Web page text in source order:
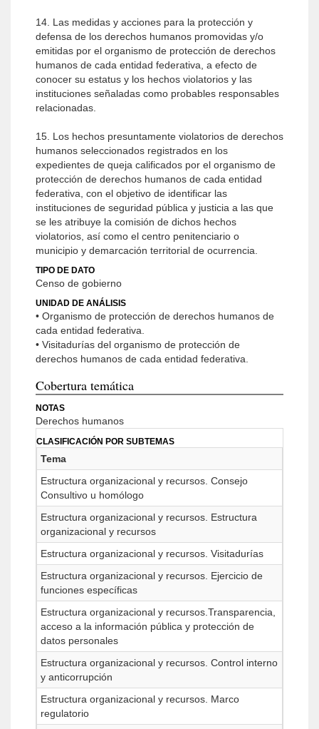
14. Las medidas y acciones para la protección y
defensa de los derechos humanos promovidas y/o
emitidas por el organismo de protección de derechos
humanos de cada entidad federativa, a efecto de
conocer su estatus y los hechos violatorios y las
instituciones señaladas como probables responsables
relacionadas.
15. Los hechos presuntamente violatorios de derechos
humanos seleccionados registrados en los
expedientes de queja calificados por el organismo de
protección de derechos humanos de cada entidad
federativa, con el objetivo de identificar las
instituciones de seguridad pública y justicia a las que
se les atribuye la comisión de dichos hechos
violatorios, así como el centro penitenciario o
municipio y demarcación territorial de ocurrencia.
TIPO DE DATO
Censo de gobierno
UNIDAD DE ANÁLISIS
• Organismo de protección de derechos humanos de
cada entidad federativa.
• Visitadurías del organismo de protección de
derechos humanos de cada entidad federativa.
Cobertura temática
NOTAS
Derechos humanos
CLASIFICACIÓN POR SUBTEMAS
Tema
Estructura organizacional y recursos. Consejo
Consultivo u homólogo
Estructura organizacional y recursos. Estructura
organizacional y recursos
Estructura organizacional y recursos. Visitadurías
Estructura organizacional y recursos. Ejercicio de
funciones específicas
Estructura organizacional y recursos.Transparencia,
acceso a la información pública y protección de
datos personales
Estructura organizacional y recursos. Control interno
y anticorrupción
Estructura organizacional y recursos. Marco
regulatorio